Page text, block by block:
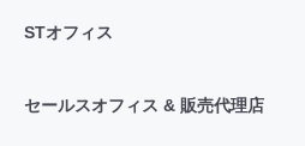
STオフィス
セールスオフィス & 販売代理店